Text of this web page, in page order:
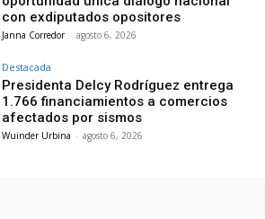
con exdiputados opositores
Janna Corredor - agosto 6, 2026
Destacada
Presidenta Delcy Rodríguez entrega
1.766 financiamientos a comercios
afectados por sismos
Wuinder Urbina - agosto 6, 2026